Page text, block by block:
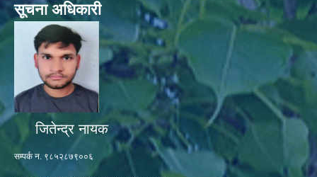
सूचना अधिकारी
जितेन्द्र नायक
सम्पर्क न. ९८५२८७९००६